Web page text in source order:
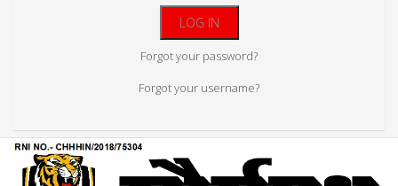
Forgot your password?
Forgot your username?